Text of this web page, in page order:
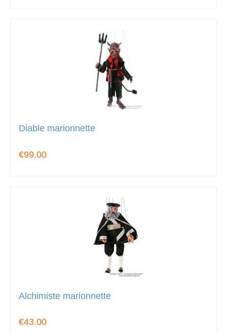
Diable marionnette
€99.00
Alchimiste marionnette
€43.00